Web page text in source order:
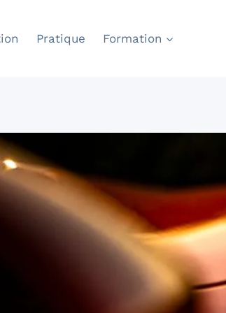
Pratique Formation